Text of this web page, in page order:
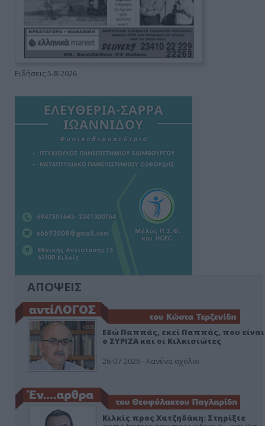
Ειδήσεις 5-8-2026
ΑΠΟΨΕΙΣ
Εδώ Παππάς, εκεί Παππάς, που είναι
ο ΣΥΡΙΖΑ και οι Κιλκισιώτες
26-07-2026 - Κανένα σχόλιο
Κιλκίς προς Χατζηδάκη: Στηρίξτε